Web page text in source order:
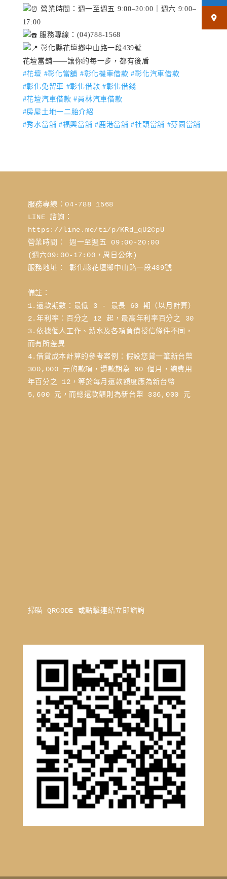
營業時間：週一至週五 9:00–20:00｜週六 9:00–
17:00
服務專線：(04)788-1568
彰化縣花壇鄉中山路一段439號
花壇當舖——讓你的每一步，都有後盾
#花壇 #彰化當舖 #彰化機車借款 #彰化汽車借款
#彰化免留車 #彰化借款 #彰化借錢
#花壇汽車借款 #員林汽車借款
#房屋土地一二胎介紹
#秀水當舖 #福興當舖 #鹿港當舖 #社頭當舖 #芬園當舖
服務專線：04-788 1568
https://line.me/ti/p/KRd_qU2CpU
營業時間： 週一至週五 09:00-20:00
(週六09:00-17:00，周日公休)
服務地址： 彰化縣花壇鄉中山路一段439號
備註：
1.還款期數：最低 3 - 最長 60 期（以月計算）
2.年利率：百分之 12 起，最高年利率百分之 30
3.依據個人工作、薪水及各項負債授信條件不同，
而有所差異
4.借貸成本計算的參考案例：假設您貸一筆新台幣
300,000 元的款項，還款期為 60 個月，總費用
年百分之 12，等於每月還款額度應為新台幣
5,600 元，而總還款額則為新台幣 336,000 元
掃瞄 QRCODE 或點擊連結立即諮詢